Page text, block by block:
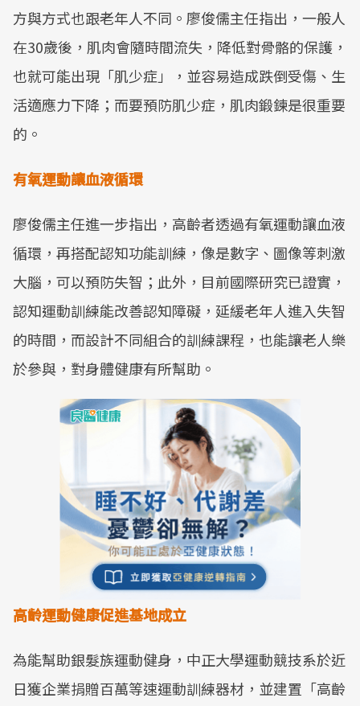
方與方式也跟老年人不同。廖俊儒主任指出，一般人
在30歲後，肌肉會隨時間流失，降低對骨骼的保護，
也就可能出現「肌少症」，並容易造成跌倒受傷、生
活適應力下降；而要預防肌少症，肌肉鍛鍊是很重要
的。
有氧運動讓血液循環
廖俊儒主任進一步指出，高齡者透過有氧運動讓血液
循環，再搭配認知功能訓練，像是數字、圖像等刺激
大腦，可以預防失智；此外，目前國際研究已證實，
認知運動訓練能改善認知障礙，延緩老年人進入失智
的時間，而設計不同組合的訓練課程，也能讓老人樂
於參與，對身體健康有所幫助。
高齡運動健康促進基地成立
為能幫助銀髮族運動健身，中正大學運動競技系於近
日獲企業捐贈百萬等速運動訓練器材，並建置「高齡